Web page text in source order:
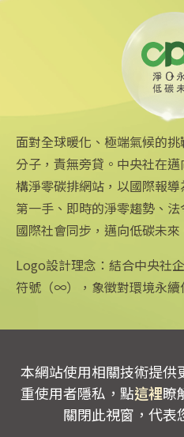
台中智慧停車無紙化
2025/08/11 18:54
專線：0800-256-688 | 信箱
copyright © 2026
中央社網站
中央通訊社
Focus Taiwan
フォーカス台湾
關注更
友善連結
Android
面對全球暖化、極端氣候的
分子，責無旁貸。中央社在
構淨零碳排網站，以國際報
第一手、即時的淨零趨勢、
國際社會同步，邁向低碳未來
Logo設計理念：結合中央社
符號（∞），象徵對環境永續
本網站使用相關技術提
重使用者隱私，點這裡瞭
關閉此視窗，代表